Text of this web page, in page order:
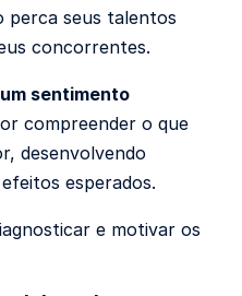
perca seus talentos
concorrentes.
sentimento
compreender o que
desenvolvendo
esperados.
e motivar os